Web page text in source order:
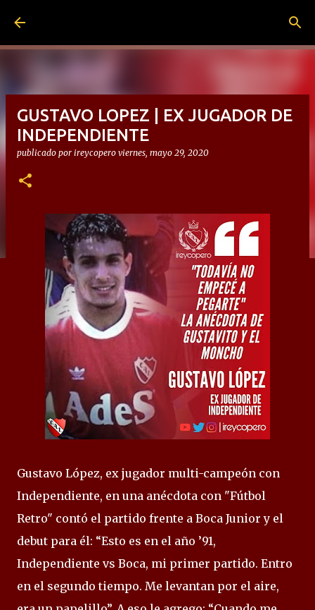
GUSTAVO LOPEZ | EX JUGADOR DE
INDEPENDIENTE
publicado por ireycopero viernes, mayo 29, 2020
Gustavo López, ex jugador multi-campeón con
Independiente, en una anécdota con "Fútbol
Retro" contó el partido frente a Boca Junior y el
debut para él: “Esto es en el año ’91,
Independiente vs Boca, mi primer partido. Entro
en el segundo tiempo. Me levantan por el aire,